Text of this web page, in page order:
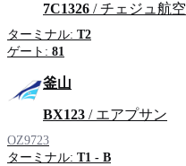
7C1326 / チェジュ航空
ターミナル: T2
ゲート: 81
釜山
BX123 / エアプサン
OZ9723
ターミナル: T1 - B